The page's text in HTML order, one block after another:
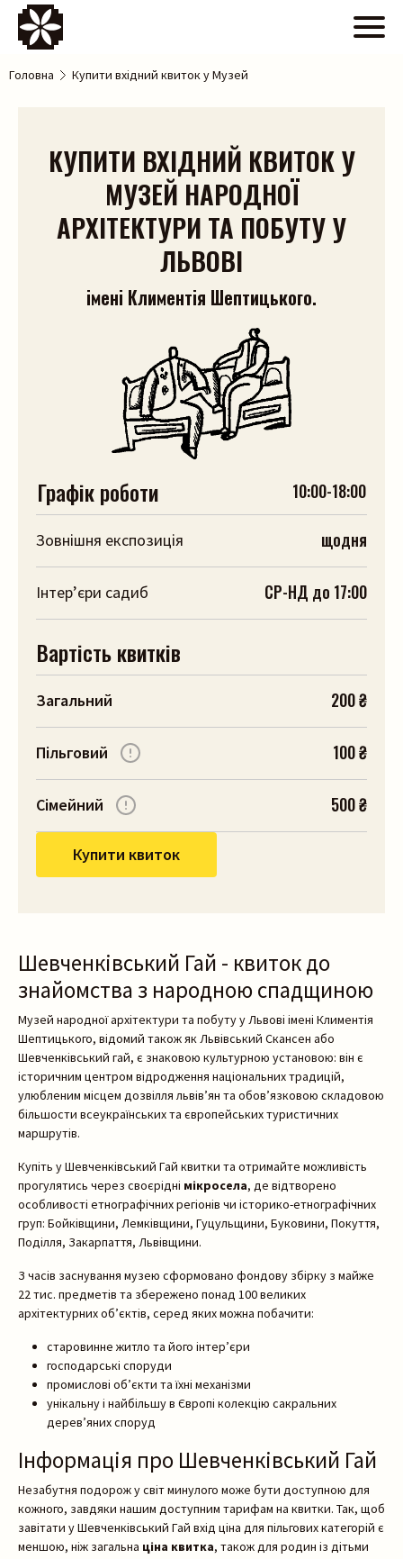
Пошук на сайті
Шукати
Головна Купити вхідний квиток у Музей
КУПИТИ ВХІДНИЙ КВИТОК У
МУЗЕЙ НАРОДНОЇ
АРХІТЕКТУРИ ТА ПОБУТУ У
ЛЬВОВІ
імені Климентія Шептицького.
Графік роботи 10:00-18:00
Зовнішня експозиція щодня
Інтер’єри садиб СР-НД до 17:00
Вартість квитків
Загальний 200 ₴
Пільговий 100 ₴
Сімейний 500 ₴
Купити квиток
Шевченківський Гай - квиток до
знайомства з народною спадщиною
Музей народної архітектури та побуту у Львові імені Климентія
Шептицького, відомий також як Львівський Скансен або
Шевченківський гай, є знаковою культурною установою: він є
історичним центром відродження національних традицій,
улюбленим місцем дозвілля львів’ян та обов’язковою складовою
більшости всеукраїнських та європейських туристичних
маршрутів.
Купіть у Шевченківський Гай квитки та отримайте можливість
прогулятись через своєрідні мікросела, де відтворено
особливості етнографічних регіонів чи історико-етнографічних
груп: Бойківщини, Лемківщини, Гуцульщини, Буковини, Покуття,
Поділля, Закарпаття, Львівщини.
З часів заснування музею сформовано фондову збірку з майже
22 тис. предметів та збережено понад 100 великих
архітектурних об’єктів, серед яких можна побачити:
старовинне житло та його інтер’єри
господарські споруди
промислові об’єкти та їхні механізми
унікальну і найбільшу в Європі колекцію сакральних
дерев’яних споруд
Інформація про Шевченківський Гай
Незабутня подорож у світ минулого може бути доступною для
кожного, завдяки нашим доступним тарифам на квитки. Так, щоб
завітати у Шевченківський Гай вхід ціна для пільгових категорій є
меншою, ніж загальна ціна квитка, також для родин із дітьми